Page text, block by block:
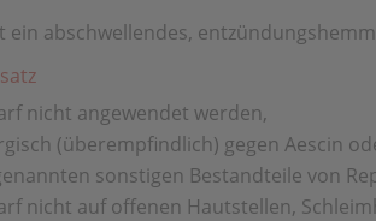
ein abschwellendes,
nicht angewendet werden,
(überempfindlich) gegen Aescin
sonstigen Bestandteile von
nicht auf offenen Hautstellen,